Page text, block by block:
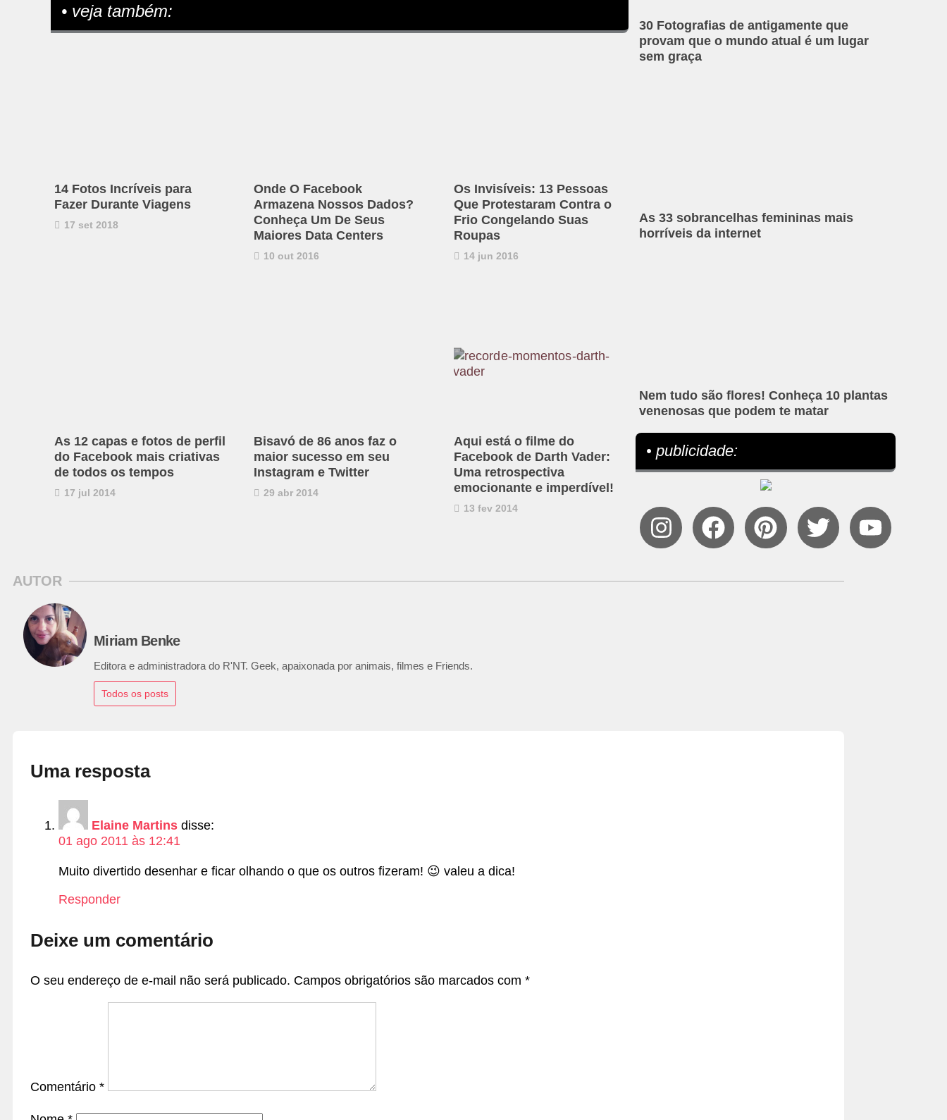
• veja também:
14 Fotos Incríveis para
Fazer Durante Viagens
17 set 2018
Onde O Facebook
Armazena Nossos Dados?
Conheça Um De Seus
Maiores Data Centers
10 out 2016
Os Invisíveis: 13 Pessoas
Que Protestaram Contra o
Frio Congelando Suas
Roupas
14 jun 2016
As 12 capas e fotos de perfil
do Facebook mais criativas
de todos os tempos
17 jul 2014
Bisavó de 86 anos faz o
maior sucesso em seu
Instagram e Twitter
29 abr 2014
Aqui está o filme do
Facebook de Darth Vader:
Uma retrospectiva
emocionante e imperdível!
13 fev 2014
30 Fotografias de antigamente que
provam que o mundo atual é um lugar
sem graça
As 33 sobrancelhas femininas mais
horríveis da internet
Nem tudo são flores! Conheça 10 plantas
venenosas que podem te matar
• publicidade:
AUTOR
Miriam Benke
Editora e administradora do R'NT. Geek, apaixonada por animais, filmes e Friends.
Todos os posts
Uma resposta
Elaine Martins disse:
01 ago 2011 às 12:41
Muito divertido desenhar e ficar olhando o que os outros fizeram! 😉 valeu a dica!
Responder
Deixe um comentário
O seu endereço de e-mail não será publicado. Campos obrigatórios são marcados com *
Comentário *